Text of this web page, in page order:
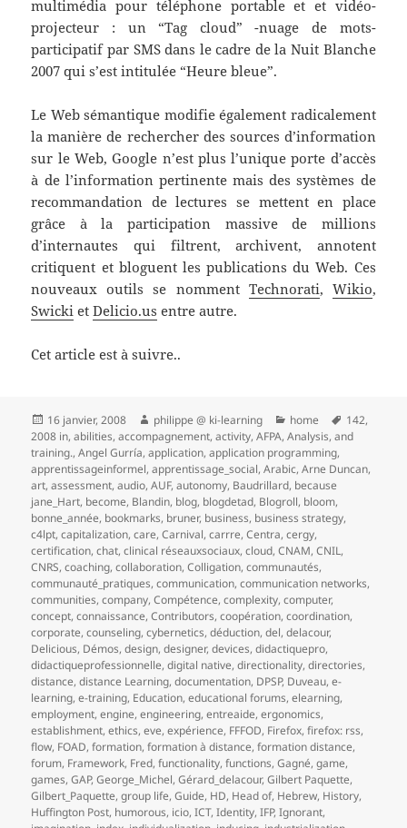
multimédia pour téléphone portable et et vidéo-
projecteur : un “Tag cloud” -nuage de mots-
participatif par SMS dans le cadre de la Nuit Blanche
2007 qui s’est intitulée “Heure bleue”.
Le Web sémantique modifie également radicalement
la manière de rechercher des sources d’information
sur le Web, Google n’est plus l’unique porte d’accès
à de l’information pertinente mais des systèmes de
recommandation de lectures se mettent en place
grâce à la participation massive de millions
d’internautes qui filtrent, archivent, annotent
critiquent et bloguent les publications du Web. Ces
nouveaux outils se nomment Technorati, Wikio,
Swicki etDelicio.us entre autre.
Cet article est à suivre..
Publié
le
16 janvier, 2008 Auteur
philippe @ ki-learning Catégories
home
Mots-
clés
142,
2008 in,abilities,accompagnement,activity,AFPA,Analysis,and
training.,Angel Gurría,application,application programming,
apprentissageinformel,apprentissage_social,Arabic,Arne Duncan,
art,assessment,audio,AUF,autonomy, Baudrillard, because
jane_Hart, become, Blandin, blog, blogdetad, Blogroll, bloom,
bonne_année, bookmarks, bruner, business, business strategy,
c4lpt,capitalization,care,Carnival,carrre,Centra,cergy,
certification,chat,clinical réseauxsociaux,cloud,CNAM,CNIL,
CNRS,coaching,collaboration,Colligation,communautés,
communauté_pratiques,communication,communication networks,
communities,company,Compétence,complexity,computer,
concept,connaissance,Contributors,coopération,coordination,
corporate,counseling,cybernetics,déduction,del,delacour,
Delicious, Démos,design,designer,devices,didactiquepro,
didactiqueprofessionnelle,digital native,directionality,directories,
distance,distance Learning,documentation, DPSP, Duveau,e-
learning,e-training, Education,educational forums,elearning,
employment,engine,engineering,entreaide,ergonomics,
establishment,ethics,eve,expérience, FFFOD, Firefox,firefox: rss,
flow, FOAD,formation,formation à distance,formation distance,
forum, Framework, Fred,functionality,functions,Gagné,game,
games,GAP,George_Michel,Gérard_delacour,Gilbert Paquette,
Gilbert_Paquette,group life,Guide, HD, Head of, Hebrew, History,
Huffington Post, humorous, icio,ICT,Identity,IFP,Ignorant,